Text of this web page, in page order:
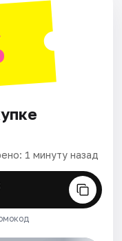
1 минуту назад